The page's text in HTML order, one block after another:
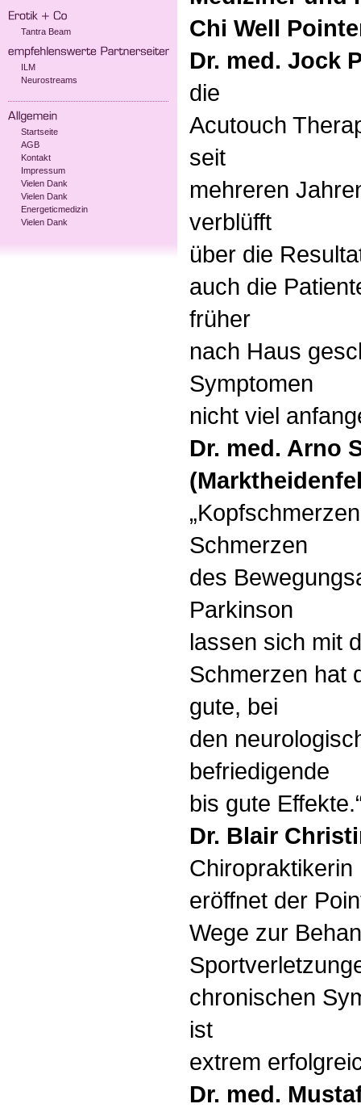
Tantra Beam
ILM
Neurostreams
Startseite
AGB
Kontakt
Impressum
Vielen Dank
Vielen Dank
Energeticmedizin
Vielen Dank
Chi Well
Dr. med. Jock
die
Acutouch
seit
mehreren
verblüfft
über die
auch die
früher
nach Haus
Symptomen
nicht viel
Dr. med. Arno
Schmerzen
des
Parkinson
lassen sich mit
Schmerzen hat
gute, bei
den
befriedigende
bis gute
Dr. Blair
Chiropraktikerin
eröffnet der
Wege zur
chronischen
ist
extrem
Dr. med.